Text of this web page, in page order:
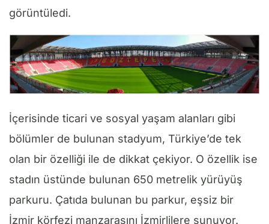
görüntüledi.
İçerisinde ticari ve sosyal yaşam alanları gibi
bölümler de bulunan stadyum, Türkiye’de tek
olan bir özelliği ile de dikkat çekiyor. O özellik ise
stadın üstünde bulunan 650 metrelik yürüyüş
parkuru. Çatıda bulunan bu parkur, eşsiz bir
İzmir körfezi manzarasını İzmirlilere sunuyor.